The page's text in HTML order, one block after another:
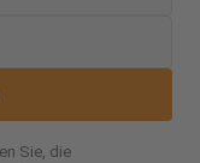
Sie, die